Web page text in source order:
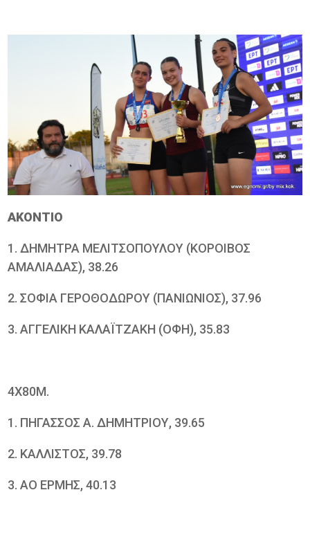
ΑΚΟΝΤΙΟ
1. ΔΗΜΗΤΡΑ ΜΕΛΙΤΣΟΠΟΥΛΟΥ (ΚΟΡΟΙΒΟΣ
ΑΜΑΛΙΑΔΑΣ), 38.26
2. ΣΟΦΙΑ ΓΕΡΟΘΟΔΩΡΟΥ (ΠΑΝΙΩΝΙΟΣ), 37.96
3. ΑΓΓΕΛΙΚΗ ΚΑΛΑΪΤΖΑΚΗ (ΟΦΗ), 35.83
4Χ80Μ.
1. ΠΗΓΑΣΣΟΣ Α. ΔΗΜΗΤΡΙΟΥ, 39.65
2. ΚΑΛΛΙΣΤΟΣ, 39.78
3. ΑΟ ΕΡΜΗΣ, 40.13